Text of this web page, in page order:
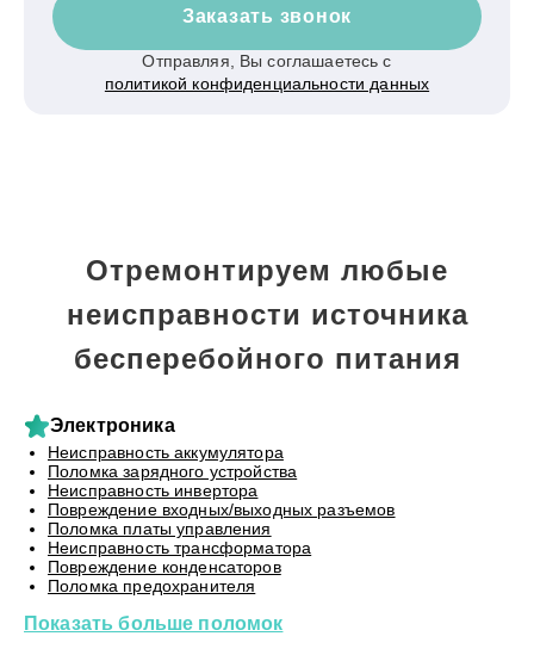
Заказать звонок
Отправляя, Вы соглашаетесь с
политикой конфиденциальности данных
Отремонтируем любые
неисправности источника
бесперебойного питания
Электроника
Неисправность аккумулятора
Поломка зарядного устройства
Неисправность инвертора
Повреждение входных/выходных разъемов
Поломка платы управления
Неисправность трансформатора
Повреждение конденсаторов
Поломка предохранителя
Показать больше поломок